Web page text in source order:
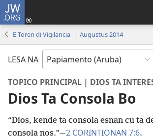
JW.ORG
E Toren di Vigilancia | Augustus 2014
LESA NA
TOPICO PRINCIPAL | DIOS TA
Dios Ta Consola Bo
“Dios, kende ta consola esnan cu ta
consola nos.”​—2 CORINTIONAN 7:6.